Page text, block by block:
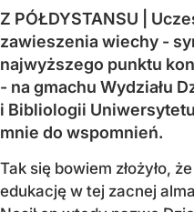
Z PÓŁDYSTANSU |
zawieszenia wiechy -
najwyższego punktu
- na gmachu Wydziału
i Bibliologii
mnie do wspomnień.
Tak się bowiem złożyło,
edukację w tej zacnej